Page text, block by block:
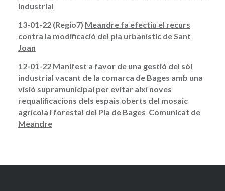
industrial
13-01-22 (Regio7) Meandre fa efectiu el recurs
contra la modificació del pla urbanístic de Sant
Joan
12-01-22 Manifest a favor de una gestió del sòl
industrial vacant de la comarca de Bages amb una
visió supramunicipal per evitar així noves
requalificacions dels espais oberts del mosaic
agrícola i forestal del Pla de Bages Comunicat de
Meandre